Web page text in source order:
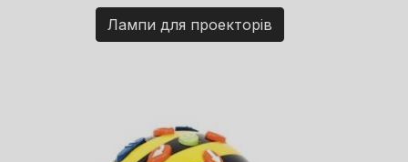
Лампи для проекторів